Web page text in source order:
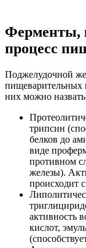
Ферменты,
процесс
Поджелудочной
пищеварительных
них можно
трипсин
белков до
виде
противном
железы).
происходит
активность
кислот,